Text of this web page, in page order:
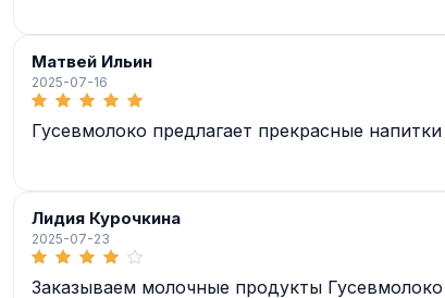
Матвей Ильин
2025-07-16
Гусевмолоко предлагает прекрасные
Лидия Курочкина
2025-07-23
Заказываем молочные продукты